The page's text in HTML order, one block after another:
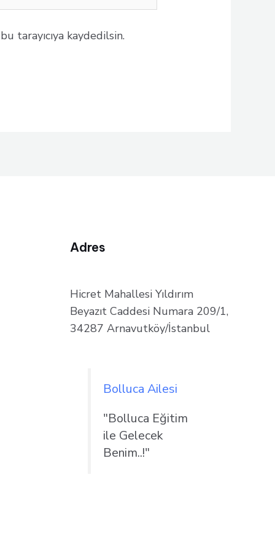
tarayıcıya kaydedilsin.
Adres
Hicret Mahallesi Yıldırım
Beyazıt Caddesi Numara 209/1,
34287 Arnavutköy/İstanbul
Bolluca Ailesi
"Bolluca Eğitim
ile Gelecek
Benim..!"